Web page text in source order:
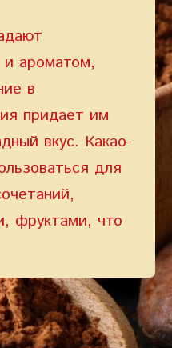
снижению
ароматом,
в
придает им
вкус. Какао-
для
фруктами, что
комбинации.
мы
Мы выбираем